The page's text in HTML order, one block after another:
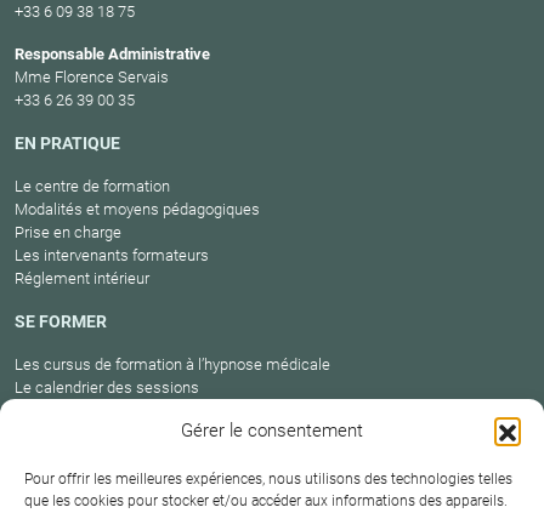
Gérer le consentement
Pour offrir les meilleures expériences, nous utilisons des technologies telles
que les cookies pour stocker et/ou accéder aux informations des appareils.
+33 6 09 38 18 75
Responsable Administrative
Mme Florence Servais
+33 6 26 39 00 35
EN PRATIQUE
Le centre de formation
Modalités et moyens pédagogiques
Prise en charge
Les intervenants formateurs
Réglement intérieur
SE FORMER
Les cursus de formation à l’hypnose médicale
Le calendrier des sessions